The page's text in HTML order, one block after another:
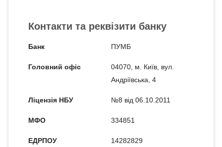
Контакти та реквізити банку
Банк ПУМБ
Головний офіс
04070, м. Київ, вул.
Андріївська, 4
Ліцензія НБУ №8 від 06.10.2011
МФО 334851
ЕДРПОУ 14282829